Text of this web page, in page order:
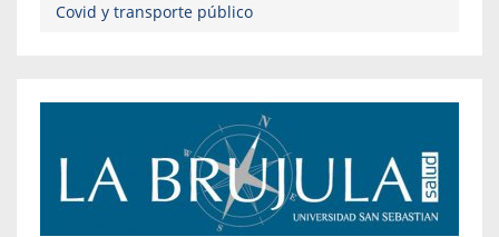
Covid y transporte público